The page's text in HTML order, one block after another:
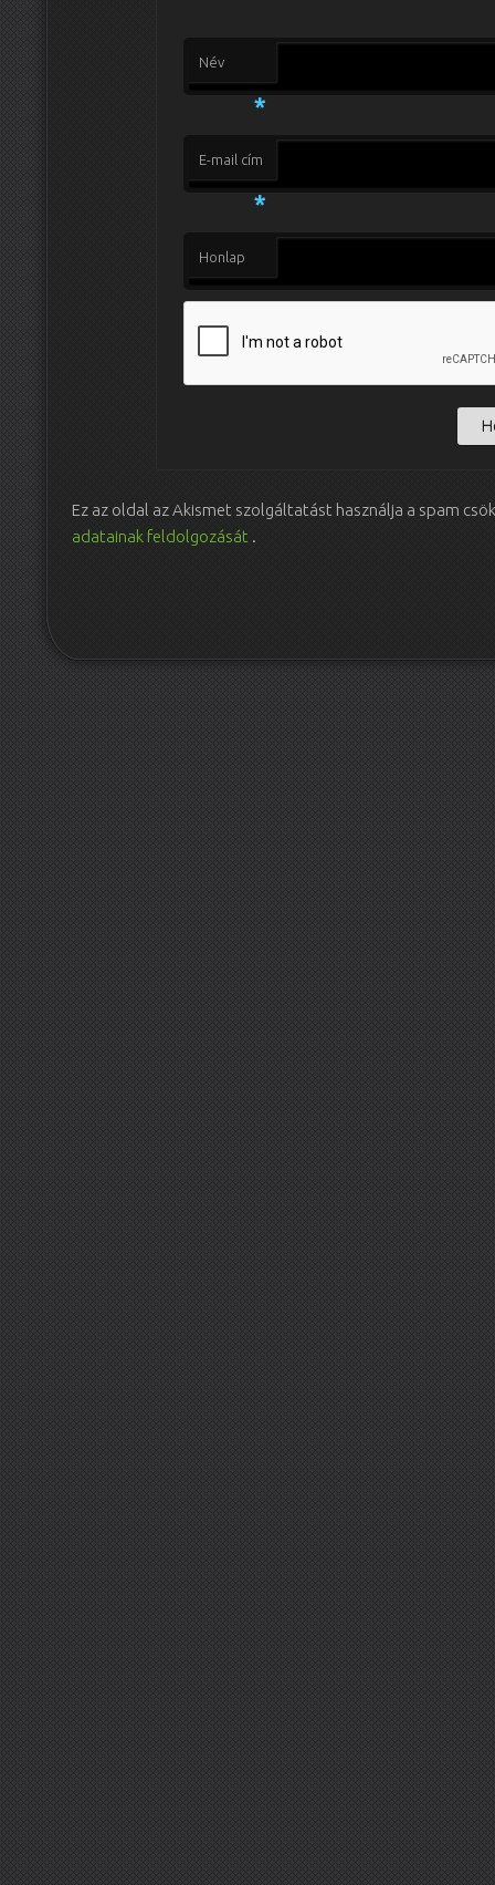
Név
*
E-mail cím
*
Honlap
Ez az oldal az Akismet szolgáltatást használja a spam
adatainak feldolgozását .